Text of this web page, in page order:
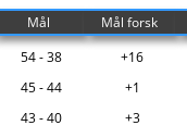
Mål Mål forsk
54 - 38 +16
45 - 44 +1
43 - 40 +3